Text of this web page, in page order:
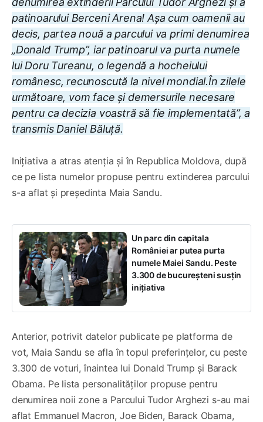
patinoarului Berceni Arena! Așa cum oamenii au
decis, partea nouă a parcului va primi denumirea
„Donald Trump”, iar patinoarul va purta numele
lui Doru Tureanu, o legendă a hocheiului
românesc, recunoscută la nivel mondial.În zilele
următoare, vom face și demersurile necesare
pentru ca decizia voastră să fie implementată”, a
transmis Daniel Băluță.
Inițiativa a atras atenția și în Republica Moldova, după
ce pe lista numelor propuse pentru extinderea parcului
s-a aflat și președinta Maia Sandu.
Un parc din capitala
României ar putea purta
numele Maiei Sandu. Peste
3.300 de bucureșteni susțin
inițiativa
Anterior, potrivit datelor publicate pe platforma de
vot, Maia Sandu se afla în topul preferințelor, cu peste
3.300 de voturi, înaintea lui Donald Trump și Barack
Obama. Pe lista personalităților propuse pentru
denumirea noii zone a Parcului Tudor Arghezi s-au mai
aflat Emmanuel Macron, Joe Biden, Barack Obama,